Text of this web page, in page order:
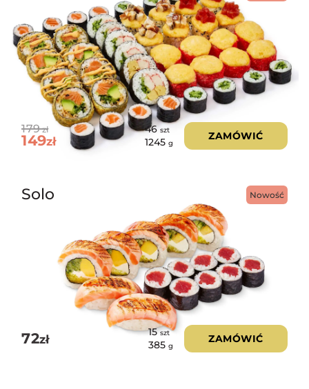
179zł
149zł
46szt
1245 g
ZAMÓWIĆ
Nowość
Solo
72zł
15szt
385 g
ZAMÓWIĆ